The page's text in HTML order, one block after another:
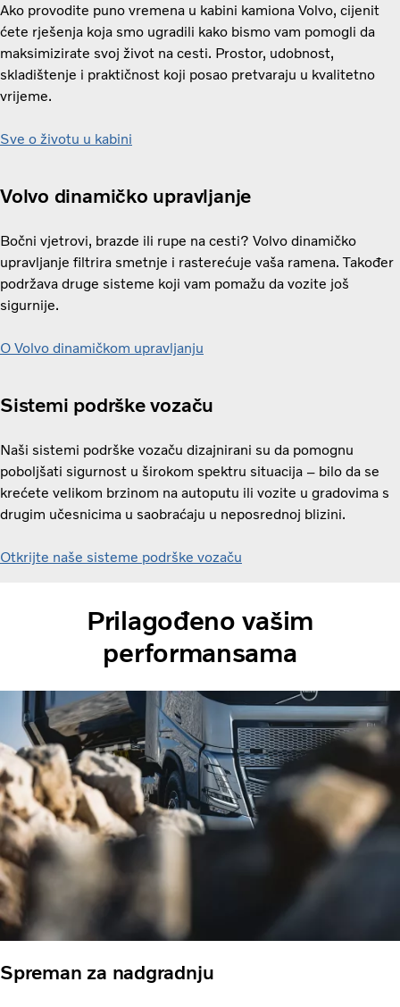
Ako provodite puno vremena u kabini kamiona Volvo, cijenit
ćete rješenja koja smo ugradili kako bismo vam pomogli da
maksimizirate svoj život na cesti. Prostor, udobnost,
skladištenje i praktičnost koji posao pretvaraju u kvalitetno
vrijeme.
Sve o životu u kabini
Volvo dinamičko upravljanje
Bočni vjetrovi, brazde ili rupe na cesti? Volvo dinamičko
upravljanje filtrira smetnje i rasterećuje vaša ramena. Također
podržava druge sisteme koji vam pomažu da vozite još
sigurnije.
O Volvo dinamičkom upravljanju
Sistemi podrške vozaču
Naši sistemi podrške vozaču dizajnirani su da pomognu
poboljšati sigurnost u širokom spektru situacija – bilo da se
krećete velikom brzinom na autoputu ili vozite u gradovima s
drugim učesnicima u saobraćaju u neposrednoj blizini.
Otkrijte naše sisteme podrške vozaču
Prilagođeno vašim
performansama
Spreman za nadgradnju